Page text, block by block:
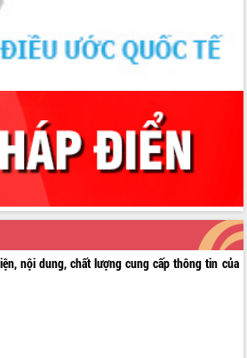
nội dung, chất lượng cung cấp thông tin của